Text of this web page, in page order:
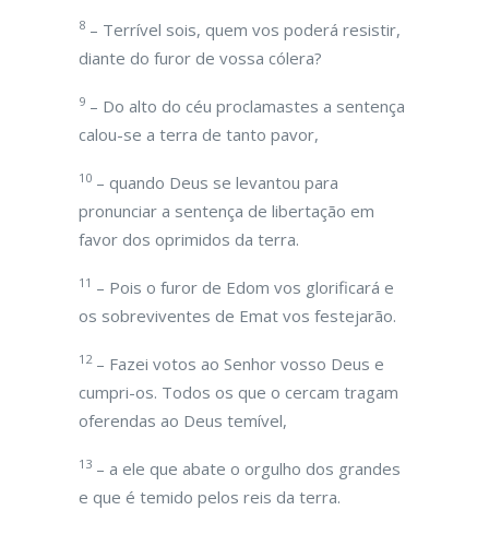
8 – Terrível sois, quem vos poderá resistir,
diante do furor de vossa cólera?
9 – Do alto do céu proclamastes a sentença
calou-se a terra de tanto pavor,
10 – quando Deus se levantou para
pronunciar a sentença de libertação em
favor dos oprimidos da terra.
11 – Pois o furor de Edom vos glorificará e
os sobreviventes de Emat vos festejarão.
12– Fazei votos ao Senhor vosso Deus e
cumpri-os. Todos os que o cercam tragam
oferendas ao Deus temível,
13 – a ele que abate o orgulho dos grandes
e que é temido pelos reis da terra.